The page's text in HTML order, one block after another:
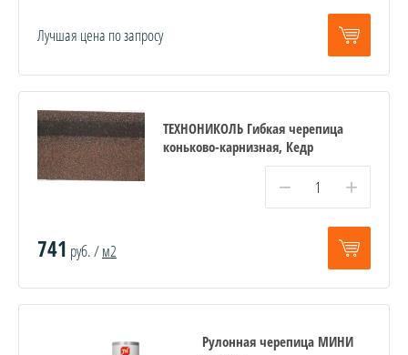
Лучшая цена по запросу
ТЕХНОНИКОЛЬ Гибкая черепица
коньково-карнизная, Кедр
− +
741 руб. /м2
Рулонная черепица МИНИ